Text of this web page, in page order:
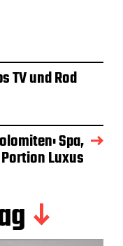
TV und Rod
Spa,
Luxus